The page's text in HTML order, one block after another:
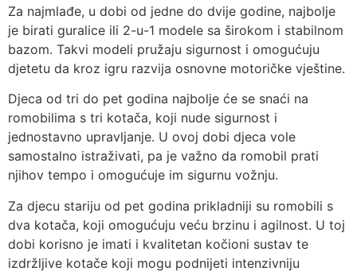
Za najmlađe, u dobi od jedne do dvije godine, najbolje
je birati guralice ili 2-u-1 modele sa širokom i stabilnom
bazom. Takvi modeli pružaju sigurnost i omogućuju
djetetu da kroz igru razvija osnovne motoričke vještine.
Djeca od tri do pet godina najbolje će se snaći na
romobilima s tri kotača, koji nude sigurnost i
jednostavno upravljanje. U ovoj dobi djeca vole
samostalno istraživati, pa je važno da romobil prati
njihov tempo i omogućuje im sigurnu vožnju.
Za djecu stariju od pet godina prikladniji su romobili s
dva kotača, koji omogućuju veću brzinu i agilnost. U toj
dobi korisno je imati i kvalitetan kočioni sustav te
izdržljive kotače koji mogu podnijeti intenzivniju